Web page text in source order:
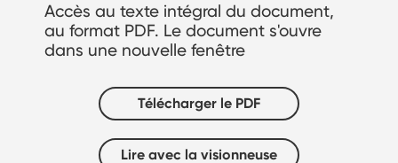
Accès au texte intégral du document,
au format PDF. Le document s'ouvre
dans une nouvelle fenêtre
Télécharger le PDF
Lire avec la visionneuse